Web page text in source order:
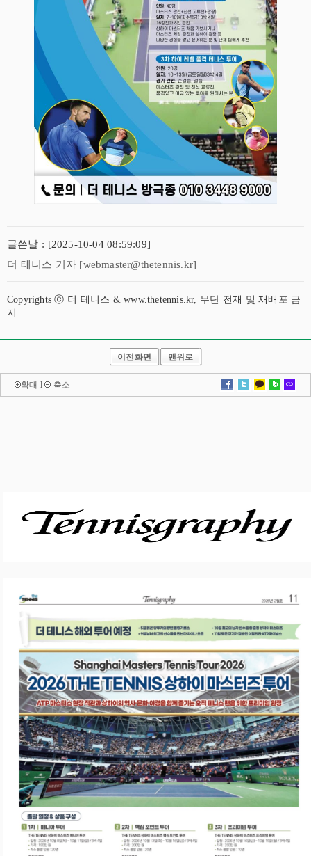
글쓴날 : [2025-10-04 08:59:09]
더 테니스 기자 [webmaster@thetennis.kr]
Copyrights ⓒ 더 테니스 & www.thetennis.kr, 무단 전재 및 재배포 금
지
이전화면 맨위로
확대 l 축소